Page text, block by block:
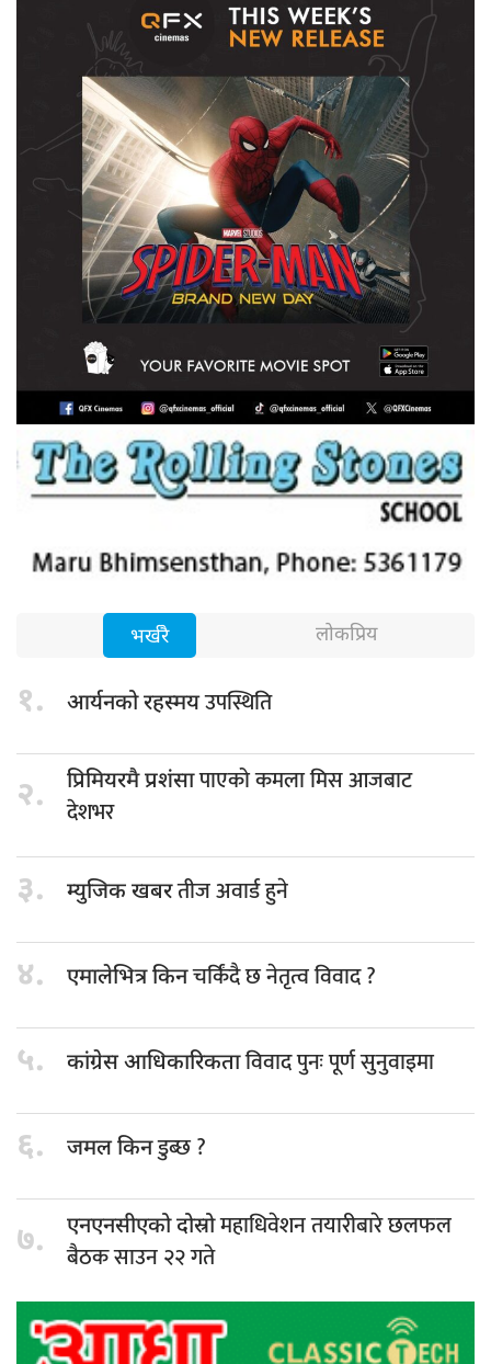
भर्खरै लोकप्रिय
१. आर्यनको रहस्मयउपस्थिति
२. प्रिमियरमै प्रशंसापाएको कमला मिस आजबाट
देशभर
३. म्युजिक खबरतीज अवार्ड हुने
४. एमालेभित्र किनचर्किंदै छ नेतृत्व विवाद ?
५. कांग्रेस आधिकारिकताविवाद पुनः पूर्ण सुनुवाइमा
६. जमल किनडुब्छ ?
७. एनएनसीएको दोस्रोमहाधिवेशन तयारीबारे छलफल
बैठक साउन २२ गते